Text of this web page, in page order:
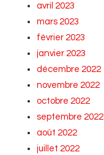
avril 2023
mars 2023
février 2023
janvier 2023
décembre 2022
novembre 2022
octobre 2022
septembre 2022
août 2022
juillet 2022